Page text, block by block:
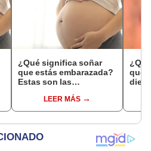
¿Qué significa soñar
que estás embarazada?
Estas son las
comunesLEER MÁS
que